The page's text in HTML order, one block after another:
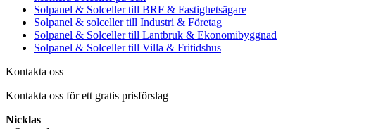
Solpanel & Solceller till BRF & Fastighetsägare
Solpanel & solceller till Industri & Företag
Solpanel & Solceller till Lantbruk & Ekonomibyggnad
Solpanel & Solceller till Villa & Fritidshus
Kontakta oss
Kontakta oss för ett gratis prisförslag
Nicklas